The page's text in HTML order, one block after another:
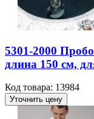
5301-2000
длина 150 см,
Код товара: 13984
Уточнить цену